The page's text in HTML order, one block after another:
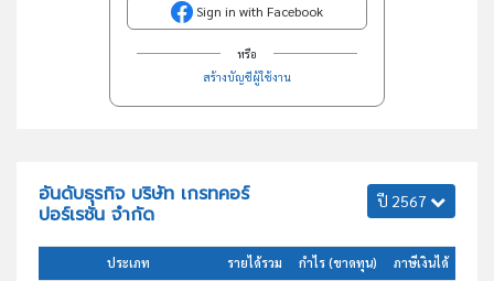
Sign in with Facebook
หรือ
สร้างบัญชีผู้ใช้งาน
อันดับธุรกิจ บริษัท เกรทคอร์
ปอร์เรชั่น จำกัด
ปี 2567
ประเภท รายได้รวม กำไร (ขาดทุน) ภาษีเงินได้